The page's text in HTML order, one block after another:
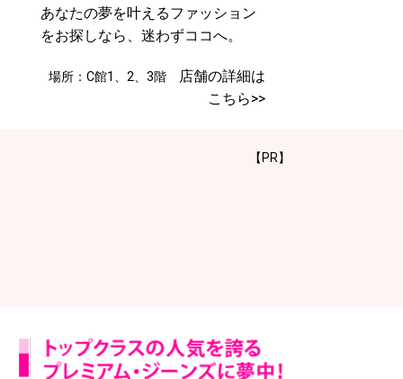
あなたの夢を叶えるファッション
をお探しなら、迷わずココへ。
場所：C館1、2、3階
店舗の詳細は
こちら>>
【PR】